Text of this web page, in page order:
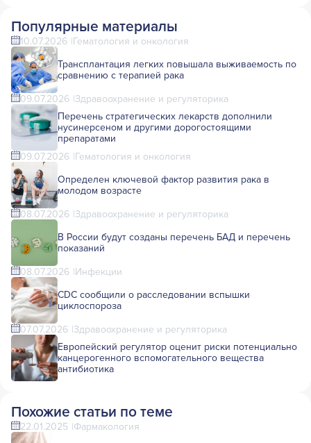
Популярные материалы
10.07.2026 Гематология и онкология
Трансплантация легких повышала выживаемость по
сравнению с терапией рака
09.07.2026 Здравоохранение и регуляторика
Перечень стратегических лекарств дополнили
нусинерсеном и другими дорогостоящими
препаратами
09.07.2026 Гематология и онкология
Определен ключевой фактор развития рака в
молодом возрасте
08.07.2026 Здравоохранение и регуляторика
В России будут созданы перечень БАД и перечень
показаний
08.07.2026 Инфекции
CDC сообщили о расследовании вспышки
циклоспороза
07.07.2026 Здравоохранение и регуляторика
Европейский регулятор оценит риски потенциально
канцерогенного вспомогательного вещества
антибиотика
Похожие статьи по теме
22.01.2025 Фармакология